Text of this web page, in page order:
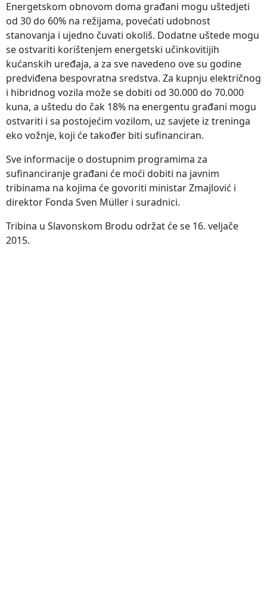
Energetskom obnovom doma građani mogu uštedjeti
od 30 do 60% na režijama, povećati udobnost
stanovanja i ujedno čuvati okoliš. Dodatne uštede mogu
se ostvariti korištenjem energetski učinkovitijih
kućanskih uređaja, a za sve navedeno ove su godine
predviđena bespovratna sredstva. Za kupnju električnog
i hibridnog vozila može se dobiti od 30.000 do 70.000
kuna, a uštedu do čak 18% na energentu građani mogu
ostvariti i sa postojećim vozilom, uz savjete iz treninga
eko vožnje, koji će također biti sufinanciran.
Sve informacije o dostupnim programima za
sufinanciranje građani će moći dobiti na javnim
tribinama na kojima će govoriti ministar Zmajlović i
direktor Fonda Sven Müller i suradnici.
Tribina u Slavonskom Brodu održat će se 16. veljače
2015.